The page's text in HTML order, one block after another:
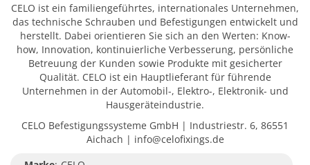
CELO ist ein familiengeführtes, internationales Unternehmen,
das technische Schrauben und Befestigungen entwickelt und
herstellt. Dabei orientieren Sie sich an den Werten: Know-
how, Innovation, kontinuierliche Verbesserung, persönliche
Betreuung der Kunden sowie Produkte mit gesicherter
Qualität. CELO ist ein Hauptlieferant für führende
Unternehmen in der Automobil-, Elektro-, Elektronik- und
Hausgeräteindustrie.
CELO Befestigungssysteme GmbH | Industriestr. 6, 86551
Aichach | info@celofixings.de